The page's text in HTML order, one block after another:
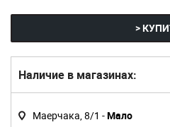
>
Наличие в магазинах:
Маерчака, 8/1 -Мало